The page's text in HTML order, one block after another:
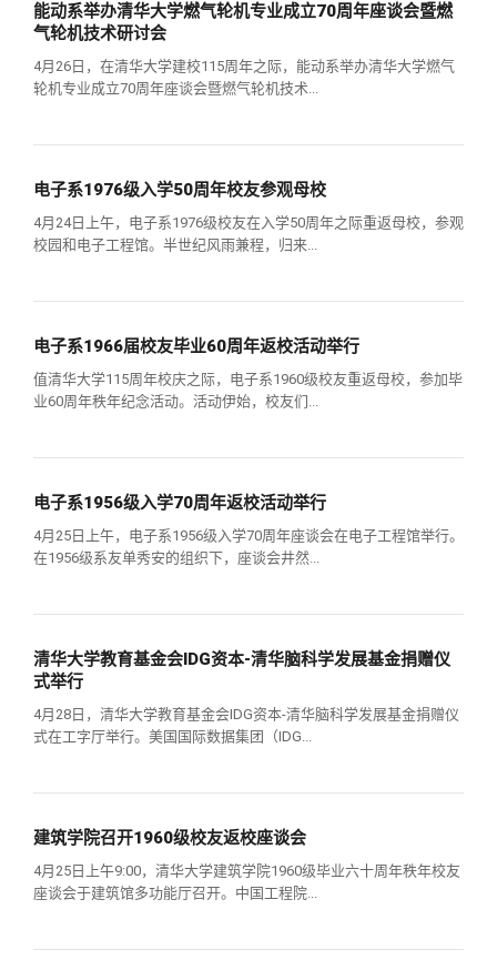
能动系举办清华大学燃气轮机专业成立70周年座谈会暨燃
气轮机技术研讨会
4月26日，在清华大学建校115周年之际，能动系举办清华大学燃气
轮机专业成立70周年座谈会暨燃气轮机技术...
电子系1976级入学50周年校友参观母校
4月24日上午，电子系1976级校友在入学50周年之际重返母校，参观
校园和电子工程馆。半世纪风雨兼程，归来...
电子系1966届校友毕业60周年返校活动举行
值清华大学115周年校庆之际，电子系1960级校友重返母校，参加毕
业60周年秩年纪念活动。活动伊始，校友们...
电子系1956级入学70周年返校活动举行
4月25日上午，电子系1956级入学70周年座谈会在电子工程馆举行。
在1956级系友单秀安的组织下，座谈会井然...
清华大学教育基金会IDG资本-清华脑科学发展基金捐赠仪
式举行
4月28日，清华大学教育基金会IDG资本-清华脑科学发展基金捐赠仪
式在工字厅举行。美国国际数据集团（IDG...
建筑学院召开1960级校友返校座谈会
4月25日上午9:00，清华大学建筑学院1960级毕业六十周年秩年校友
座谈会于建筑馆多功能厅召开。中国工程院...